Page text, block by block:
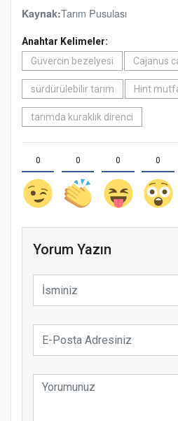
Kaynak:Tarım Pusulası
Anahtar Kelimeler:
Güvercin bezelyesi
Cajanus
sürdürülebilir tarım Hint
tarımda kuraklık direnci
0 0 0 0
Yorum Yazın